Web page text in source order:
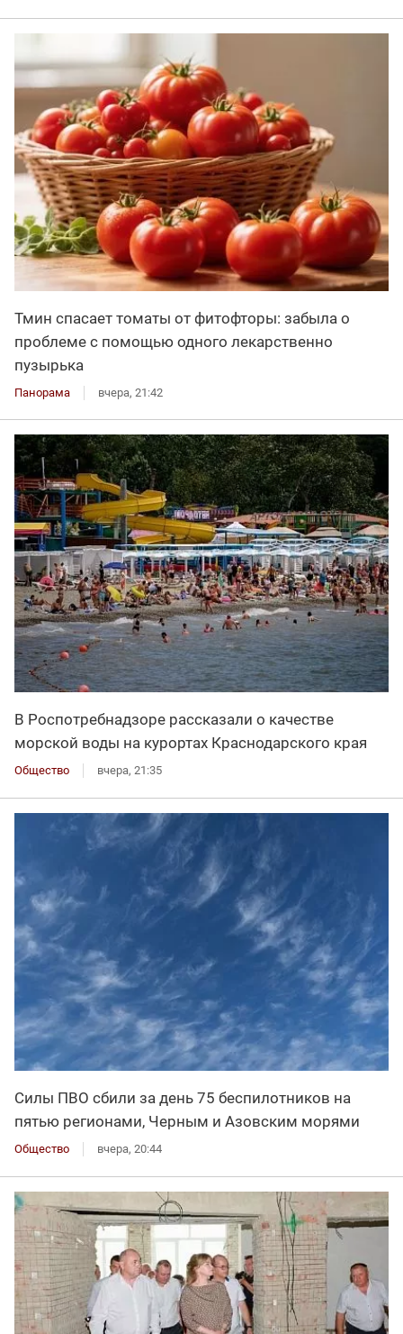
Тмин спасает томаты от фитофторы: забыла о
проблеме с помощью одного лекарственно
пузырька
Панорама вчера, 21:42
В Роспотребнадзоре рассказали о качестве
морской воды на курортах Краснодарского края
Общество вчера, 21:35
Силы ПВО сбили за день 75 беспилотников на
пятью регионами, Черным и Азовским морями
Общество вчера, 20:44